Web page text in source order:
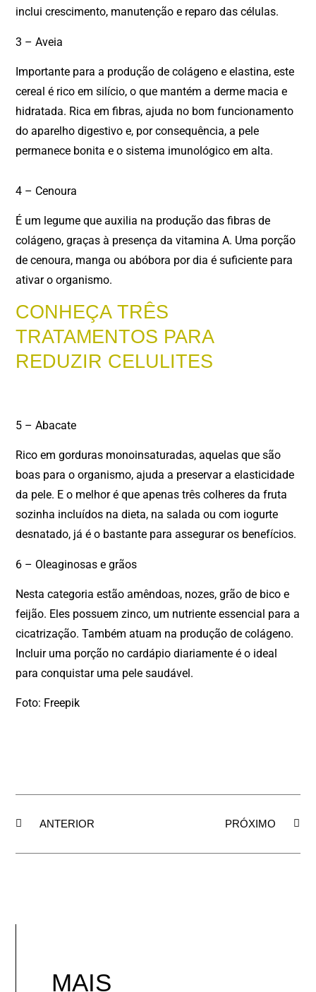
inclui crescimento, manutenção e reparo das células.
3 – Aveia
Importante para a produção de colágeno e elastina, este
cereal é rico em silício, o que mantém a derme macia e
hidratada. Rica em fibras, ajuda no bom funcionamento
do aparelho digestivo e, por consequência, a pele
permanece bonita e o sistema imunológico em alta.
4 – Cenoura
É um legume que auxilia na produção das fibras de
colágeno, graças à presença da vitamina A. Uma porção
de cenoura, manga ou abóbora por dia é suficiente para
ativar o organismo.
CONHEÇA TRÊS
TRATAMENTOS PARA
REDUZIR CELULITES
5 – Abacate
Rico em gorduras monoinsaturadas, aquelas que são
boas para o organismo, ajuda a preservar a elasticidade
da pele. E o melhor é que apenas três colheres da fruta
sozinha incluídos na dieta, na salada ou com iogurte
desnatado, já é o bastante para assegurar os benefícios.
6 – Oleaginosas e grãos
Nesta categoria estão amêndoas, nozes, grão de bico e
feijão. Eles possuem zinco, um nutriente essencial para a
cicatrização. Também atuam na produção de colágeno.
Incluir uma porção no cardápio diariamente é o ideal
para conquistar uma pele saudável.
Foto: Freepik
ANTERIOR PRÓXIMO
MAIS